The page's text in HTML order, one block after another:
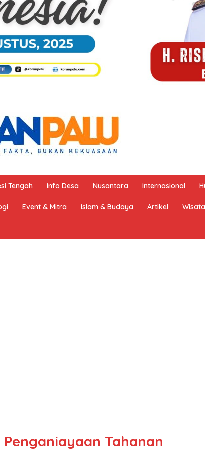
Tengah Info Desa Nusantara Internasional
Event & Mitra Islam & Budaya Artikel
Tahanan